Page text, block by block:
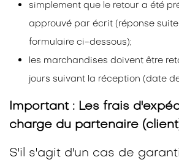
simplement que le retour a été
approuvé par écrit (réponse
formulaire ci-dessous);
les marchandises doivent être
jours suivant la réception (date
Important : Les frais
charge du partenaire
S'il s'agit d'un cas de